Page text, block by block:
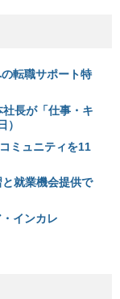
転職サポート特
長が「仕事・キ
ミュニティを11
就業機会提供で
インカレ